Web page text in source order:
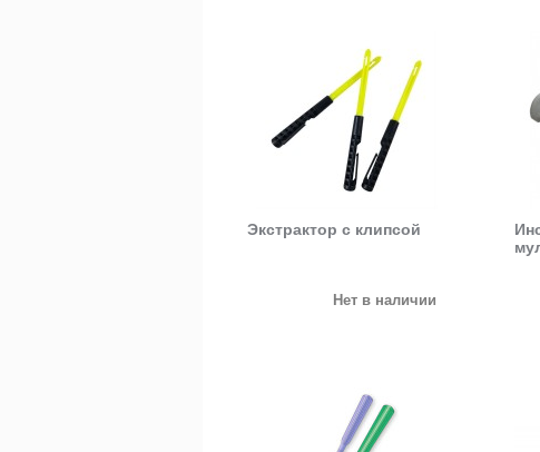
Экстрактор с клипсой
Нет в наличии